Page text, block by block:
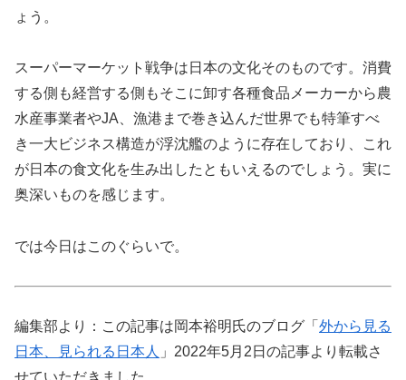
ょう。
スーパーマーケット戦争は日本の文化そのものです。消費
する側も経営する側もそこに卸す各種食品メーカーから農
水産事業者やJA、漁港まで巻き込んだ世界でも特筆すべ
き一大ビジネス構造が浮沈艦のように存在しており、これ
が日本の食文化を生み出したともいえるのでしょう。実に
奥深いものを感じます。
では今日はこのぐらいで。
編集部より：この記事は岡本裕明氏のブログ「 外から見る
日本、見られる日本人 」2022年5月2日の記事より転載さ
せていただきました。